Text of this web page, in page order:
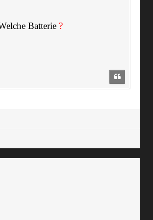
Batterie ?